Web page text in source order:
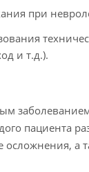
при
и т.д.).
пациента
а